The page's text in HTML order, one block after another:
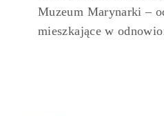
Muzeum Marynarki –
mieszkające w